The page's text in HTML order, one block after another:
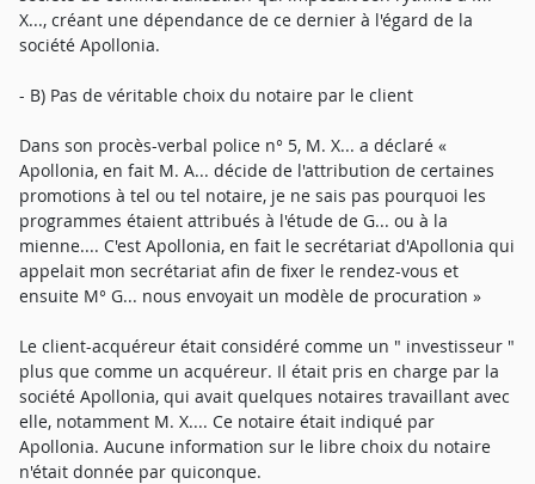
X..., créant une dépendance de ce dernier à l'égard de la
société Apollonia.
- B) Pas de véritable choix du notaire par le client
Dans son procès-verbal police n° 5, M. X... a déclaré «
Apollonia, en fait M. A... décide de l'attribution de certaines
promotions à tel ou tel notaire, je ne sais pas pourquoi les
programmes étaient attribués à l'étude de G... ou à la
mienne.... C'est Apollonia, en fait le secrétariat d'Apollonia qui
appelait mon secrétariat afin de fixer le rendez-vous et
ensuite M° G... nous envoyait un modèle de procuration »
Le client-acquéreur était considéré comme un " investisseur "
plus que comme un acquéreur. Il était pris en charge par la
société Apollonia, qui avait quelques notaires travaillant avec
elle, notamment M. X.... Ce notaire était indiqué par
Apollonia. Aucune information sur le libre choix du notaire
n'était donnée par quiconque.